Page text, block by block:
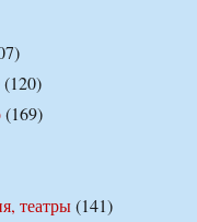
(120)
(169)
театры(141)